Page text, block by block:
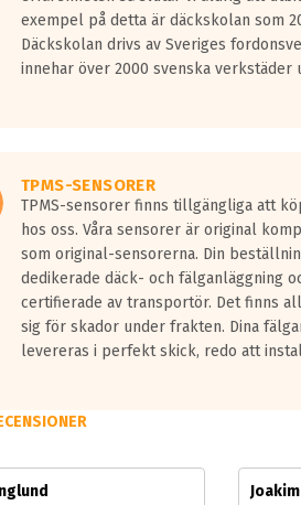
i över 50km/h brukar
kommer det finnas en
de vita vågorna påvisar om det är ett tyst
med tre svarta vågor uppnår de
exempel på detta är däckskolan som
Däckskolan drivs av Sveriges
innehar över 2000 svenska verkstäder
TPMS-SENSORER
TPMS-sensorer finns tillgängliga att
hos oss. Våra sensorer är original
som original-sensorerna. Din
dedikerade däck- och fälganläggning
certifierade av transportör. Det finns
sig för skador under frakten. Dina
levereras i perfekt skick, redo att